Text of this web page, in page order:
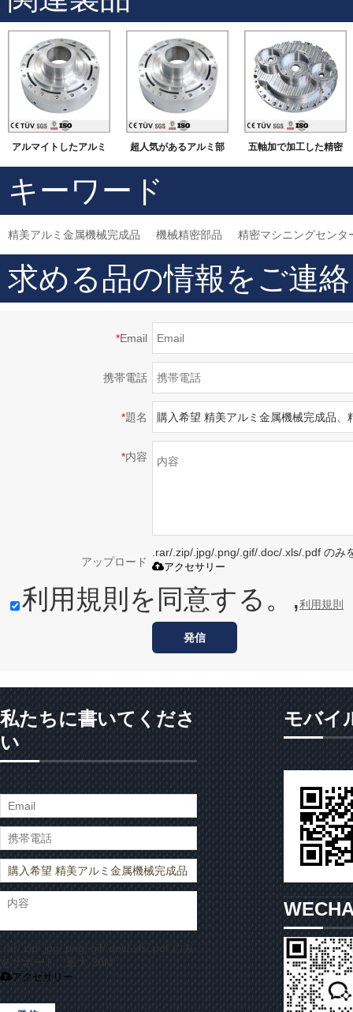
アルマイトしたアルミ
部品
超人気があるアルミ部
品加工
五軸加で加工した精密
部
キーワード
精美アルミ金属機械完成品 機械精密部品 精密マシニングセンタ
求める品の情報をご連
*Email
携帯電話
*題名
*内容
アップロード
.rar/.zip/.jpg/.png/.gif/.doc/.xls/.pdf のみ
アクセサリー
利用規則を同意する。,利用規則
発信
私たちに書いてくださ
い
.rar/.zip/.jpg/.png/.gif/.doc/.xls/.pdf のみ
をサポート、最大 20M
アクセサリー
モバイ